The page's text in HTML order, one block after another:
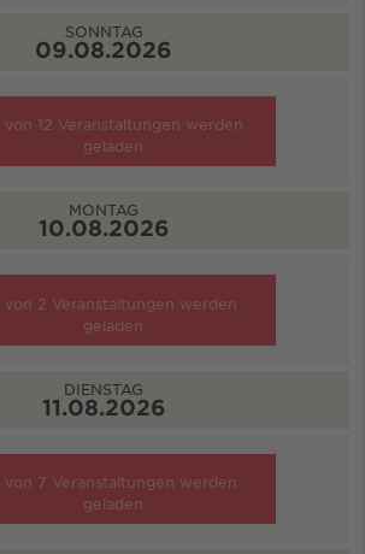
SONNTAG
09.08.2026
von 12 Veranstaltungen werden
geladen
MONTAG
10.08.2026
von 2 Veranstaltungen werden
geladen
DIENSTAG
11.08.2026
von 7 Veranstaltungen werden
geladen